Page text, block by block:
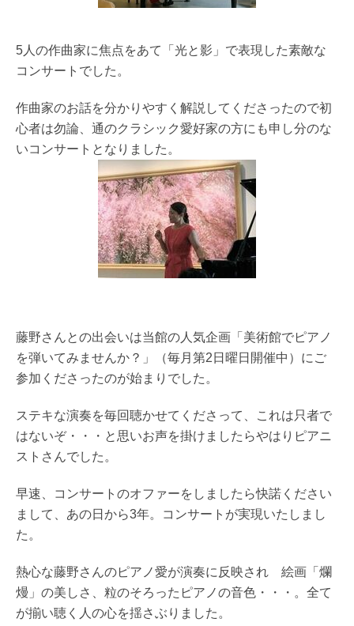
5人の作曲家に焦点をあて「光と影」で表現した素敵な
コンサートでした。
作曲家のお話を分かりやすく解説してくださったので初
心者は勿論、通のクラシック愛好家の方にも申し分のな
いコンサートとなりました。
藤野さんとの出会いは当館の人気企画「美術館でピアノ
を弾いてみませんか？」（毎月第2日曜日開催中）にご
参加くださったのが始まりでした。
ステキな演奏を毎回聴かせてくださって、これは只者で
はないぞ・・・と思いお声を掛けましたらやはりピアニ
ストさんでした。
早速、コンサートのオファーをしましたら快諾ください
まして、あの日から3年。コンサートが実現いたしまし
た。
熱心な藤野さんのピアノ愛が演奏に反映され 絵画「爛
熳」の美しさ、粒のそろったピアノの音色・・・。全て
が揃い聴く人の心を揺さぶりました。